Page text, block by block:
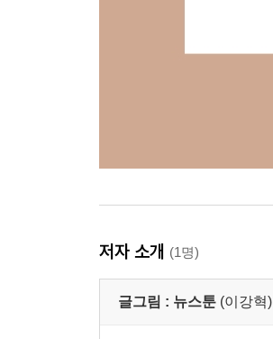
저자 소개 (1명)
글그림 : 뉴스툰 (이강혁)